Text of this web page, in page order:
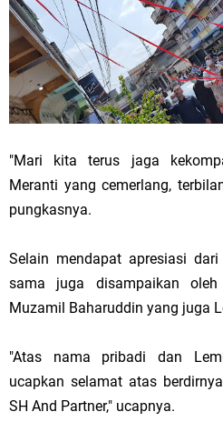
"Mari kita terus jaga
Meranti yang cemerlang,
pungkasnya.
Selain mendapat apresiasi
sama juga disampaikan
Muzamil Baharuddin yang juga
"Atas nama pribadi dan
ucapkan selamat atas
SH And Partner," ucapnya.